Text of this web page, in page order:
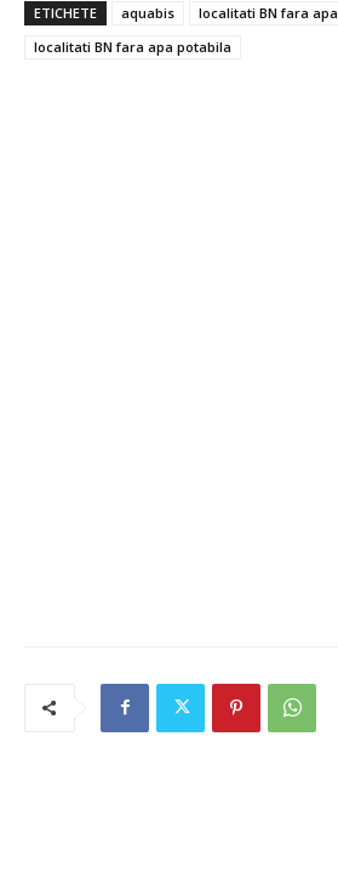
ETICHETE aquabis
localitati BN fara apa
localitati BN fara apa potabila